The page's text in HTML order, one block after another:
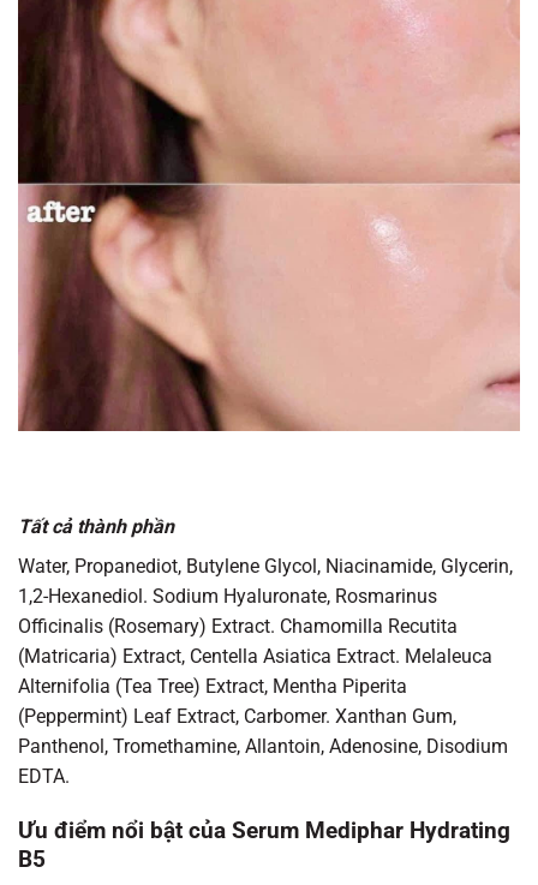
Tất cả thành phần
Water, Propanediot, Butylene Glycol, Niacinamide, Glycerin,
1,2-Hexanediol. Sodium Hyaluronate, Rosmarinus
Officinalis (Rosemary) Extract. Chamomilla Recutita
(Matricaria) Extract, Centella Asiatica Extract. Melaleuca
Alternifolia (Tea Tree) Extract, Mentha Piperita
(Peppermint) Leaf Extract, Carbomer. Xanthan Gum,
Panthenol, Tromethamine, Allantoin, Adenosine, Disodium
EDTA.
Ưu điểm nổi bật của Serum Mediphar Hydrating
B5